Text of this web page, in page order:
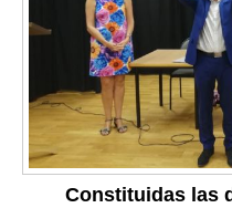
Constituidas las